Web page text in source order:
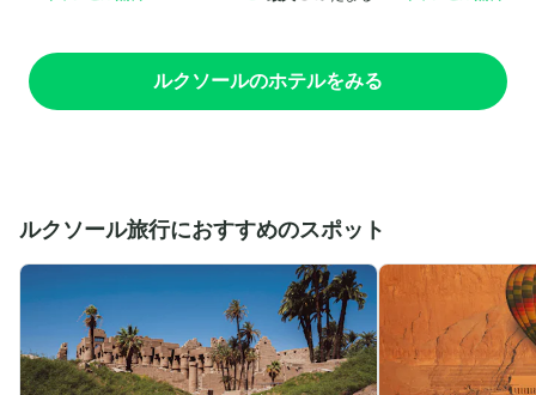
ルクソールのホテルをみる
ルクソール旅行におすすめのスポット